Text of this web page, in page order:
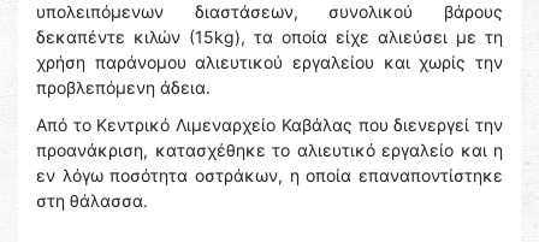
υπολειπόμενων διαστάσεων, συνολικού βάρους
δεκαπέντε κιλών (15kg), τα οποία είχε αλιεύσει με τη
χρήση παράνομου αλιευτικού εργαλείου και χωρίς την
προβλεπόμενη άδεια.
Από το Κεντρικό Λιμεναρχείο Καβάλας που διενεργεί την
προανάκριση, κατασχέθηκε το αλιευτικό εργαλείο και η
εν λόγω ποσότητα οστράκων, η οποία επαναποντίστηκε
στη θάλασσα.